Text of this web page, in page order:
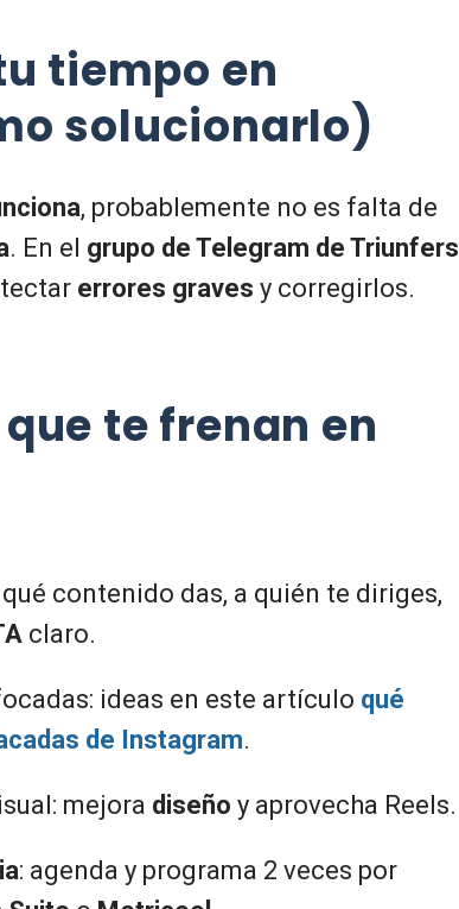
tiempo en
solucionarlo)
, probablemente no es falta de
. En el grupo de Telegram de Triunfers
errores graves y corregirlos.
te frenan en
contenido das, a quién te diriges,
claro.
ideas en este artículo qué
de Instagram.
mejora diseño y aprovecha Reels.
: agenda y programa 2 veces por